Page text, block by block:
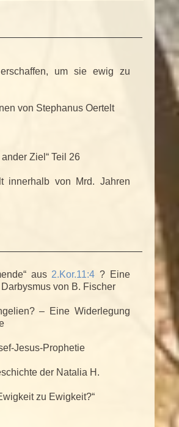
um sie ewig zu
von Stephanus Oertelt
Ziel“ Teil 26
innerhalb von Mrd. Jahren
aus 2.Kor.11:4 ? Eine
von B. Fischer
– Eine Widerlegung
Jesus-Prophetie
der Natalia H.
zu Ewigkeit?“